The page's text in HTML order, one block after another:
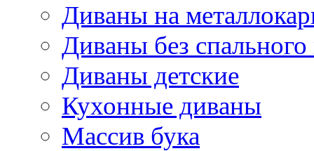
Диваны на
Диваны без спального
Диваны детские
Кухонные диваны
Массив бука